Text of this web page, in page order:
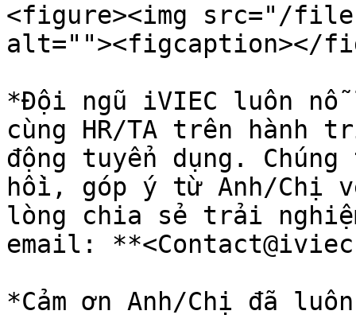
<figure><img src="/files/
alt=""><figcaption></
*Đội ngũ iVIEC luôn
cùng HR/TA trên hành
động tuyển dụng.
hồi, góp ý từ Anh/Chị
lòng chia sẻ trải
email: